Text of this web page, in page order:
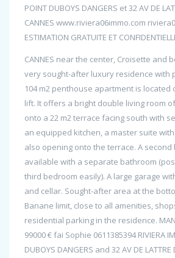
POINT DUBOYS DANGERS et 32 AV DE
CANNES www.riviera06immo.com
ESTIMATION GRATUITE ET
CANNES near the center, Croisette and
very sought-after luxury residence with
104 m2 penthouse apartment is located
lift. It offers a bright double living room
onto a 22 m2 terrace facing south with
an equipped kitchen, a master suite
also opening onto the terrace. A
available with a separate bathroom
third bedroom easily). A large garage
and cellar. Sought-after area at the
Banane limit, close to all amenities,
residential parking in the residence.
99000 € fai Sophie 0611385394 RIVIERA
DUBOYS DANGERS and 32 AV DE LATTRE